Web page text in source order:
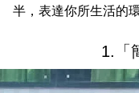
半，表達你所生活的環
1.「